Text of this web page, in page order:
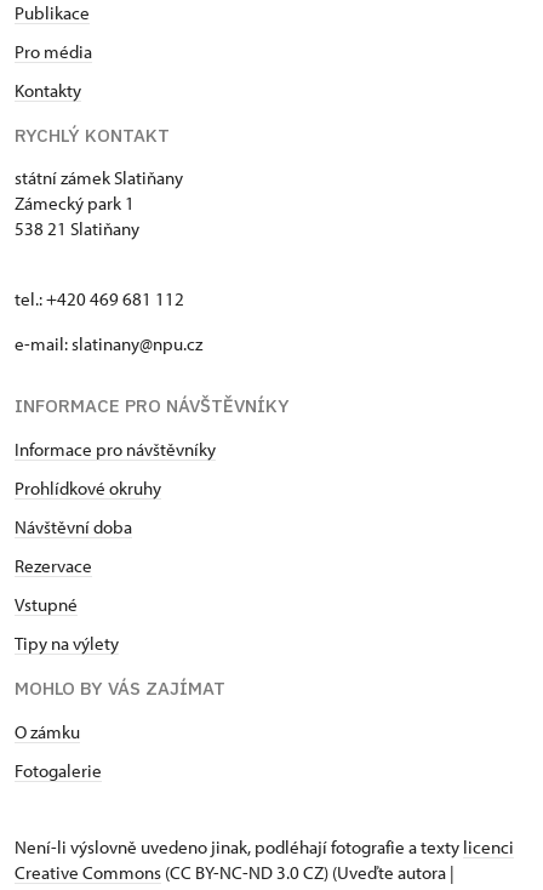
Publikace
Pro média
Kontakty
RYCHLÝ KONTAKT
státní zámek Slatiňany
Zámecký park 1
538 21 Slatiňany
tel.: +420 469 681 112
e-mail: slatinany@npu.cz
INFORMACE PRO NÁVŠTĚVNÍKY
Informace pro návštěvníky
Prohlídkové okruhy
Návštěvní doba
Rezervace
Vstupné
Tipy na výlety
MOHLO BY VÁS ZAJÍMAT
O zámku
Fotogalerie
Není-li výslovně uvedeno jinak, podléhají fotografie a texty licenci
Creative Commons (CC BY-NC-ND 3.0 CZ) (Uveďte autora |